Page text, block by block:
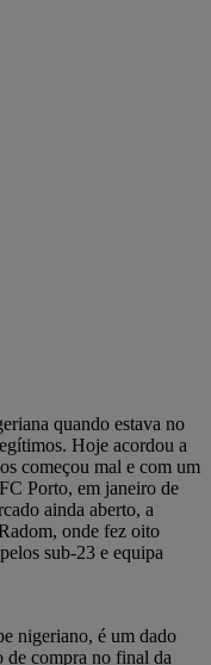
quando estava no
Hoje acordou a
começou mal e com um
Porto, em janeiro de
ainda aberto, a
onde fez oito
sub-23 e equipa
nigeriano, é um dado
de compra no final da